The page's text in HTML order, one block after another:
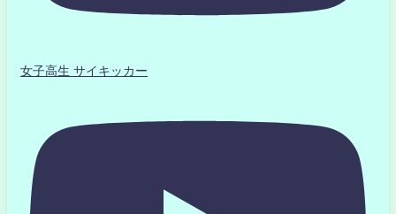
女子高生 サイキッカー